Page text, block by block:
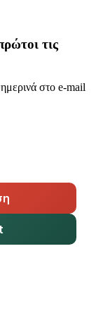
τις
στο e-mail